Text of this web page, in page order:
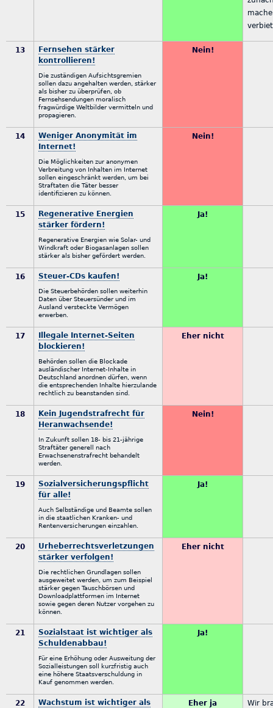
13
Fernsehen stärker
kontrollieren!
Die zuständigen Aufsichtsgremien
sollen dazu angehalten werden, stärker
als bisher zu überprüfen, ob
Fernsehsendungen moralisch
fragwürdige Weltbilder vermitteln und
propagieren.
Nein!
14
Weniger Anonymität im
Internet!
Die Möglichkeiten zur anonymen
Verbreitung von Inhalten im Internet
sollen eingeschränkt werden, um bei
Straftaten die Täter besser
identifizieren zu können.
Nein!
15
Regenerative Energien
stärker fördern!
Regenerative Energien wie Solar- und
Windkraft oder Biogasanlagen sollen
stärker als bisher gefördert werden.
Ja!
16 Steuer-CDs kaufen!
Die Steuerbehörden sollen weiterhin
Daten über Steuersünder und im
Ausland versteckte Vermögen
erwerben.
Ja!
17
Illegale Internet-Seiten
blockieren!
Behörden sollen die Blockade
ausländischer Internet-Inhalte in
Deutschland anordnen dürfen, wenn
die entsprechenden Inhalte hierzulande
rechtlich zu beanstanden sind.
Eher nicht
18
Kein Jugendstrafrecht für
Heranwachsende!
In Zukunft sollen 18- bis 21-jährige
Straftäter generell nach
Erwachsenenstrafrecht behandelt
werden.
Nein!
19
Sozialversicherungspflicht
für alle!
Auch Selbständige und Beamte sollen
in die staatlichen Kranken- und
Rentenversicherungen einzahlen.
Ja!
20
Urheberrechtsverletzungen
stärker verfolgen!
Die rechtlichen Grundlagen sollen
ausgeweitet werden, um zum Beispiel
stärker gegen Tauschbörsen und
Downloadplattformen im Internet
sowie gegen deren Nutzer vorgehen zu
können.
Eher nicht
21
Sozialstaat ist wichtiger als
Schuldenabbau!
Für eine Erhöhung oder Ausweitung der
Sozialleistungen soll kurzfristig auch
eine höhere Staatsverschuldung in
Kauf genommen werden.
Ja!
22
Wachstum ist wichtiger als
Eher ja
Wir